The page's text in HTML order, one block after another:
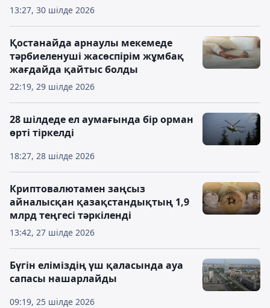
13:27, 30 шілде 2026
22:19, 29 шілде 2026
Қостанайда арнаулы мекемеде
тәрбиеленуші жасөспірім жұмбақ
жағдайда қайтыс болды
18:27, 28 шілде 2026
28 шілдеде ел аумағында бір орман
өрті тіркелді
13:42, 27 шілде 2026
Криптовалютамен заңсыз
айналысқан қазақстандықтың 1,9
млрд теңгесі тәркіленді
09:19, 25 шілде 2026
Бүгін еліміздің үш қаласында ауа
сапасы нашарлайды